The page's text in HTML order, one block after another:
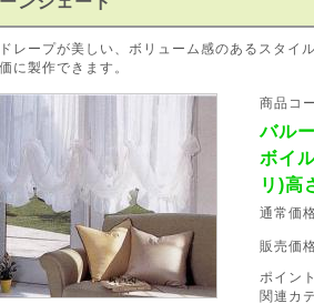
レープが美しい、ボリューム感のあるスタイル
に製作できます。
商品コ
バル
ボイ
リ)高
通常価
販売価
ポイン
関連カ